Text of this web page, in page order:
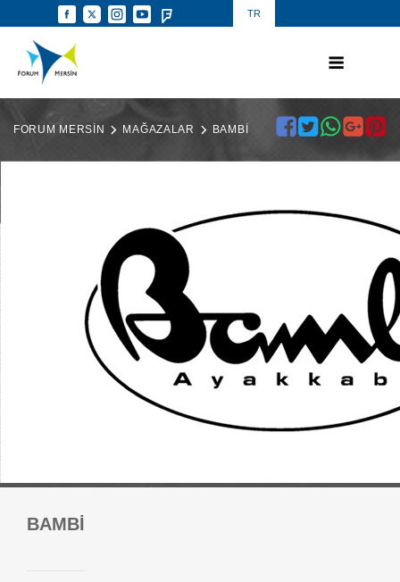
TR
FORUM MERSİN MAĞAZALAR BAMBİ
BAMBİ
Forum Mersin Alışveriş Merkezi